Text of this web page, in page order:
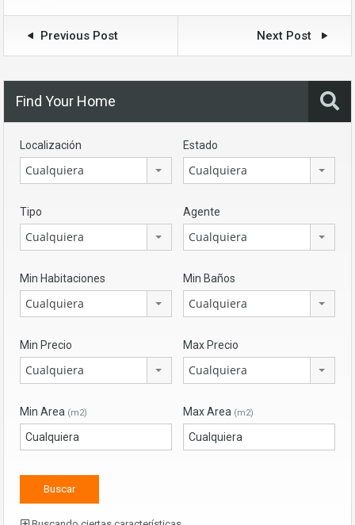
Previous Post Next Post
Find Your Home
Localización
Cualquiera
Estado
Cualquiera
Tipo
Cualquiera
Agente
Cualquiera
Min Habitaciones
Cualquiera
Min Baños
Cualquiera
Min Precio
Cualquiera
Max Precio
Cualquiera
Min Area (m2) Max Area (m2)